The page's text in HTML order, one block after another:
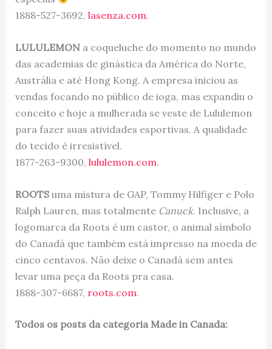
1888-527-3692, lasenza.com.
LULULEMONa coqueluche do momento no mundo
das academias de ginástica da América do Norte,
Austrália e até Hong Kong. A empresa iniciou as
vendas focando no público de ioga, mas expandiu o
conceito e hoje a mulherada se veste de Lululemon
para fazer suas atividades esportivas. A qualidade
do tecido é irresistível.
1877-263-9300, lululemon.com.
ROOTSuma mistura de GAP, Tommy Hilfiger e Polo
Ralph Lauren, mas totalmente Canuck. Inclusive, a
logomarca da Roots é um castor, o animal símbolo
do Canadá que também está impresso na moeda de
cinco centavos. Não deixe o Canadá sem antes
levar uma peça da Roots pra casa.
1888-307-6687, roots.com.
Todos os posts da categoria Made in Canada: